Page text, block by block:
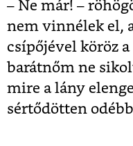
– Ne már! –
nem vinnélek el,
csípőjével köröz
barátnőm ne
mire a lány
sértődötten